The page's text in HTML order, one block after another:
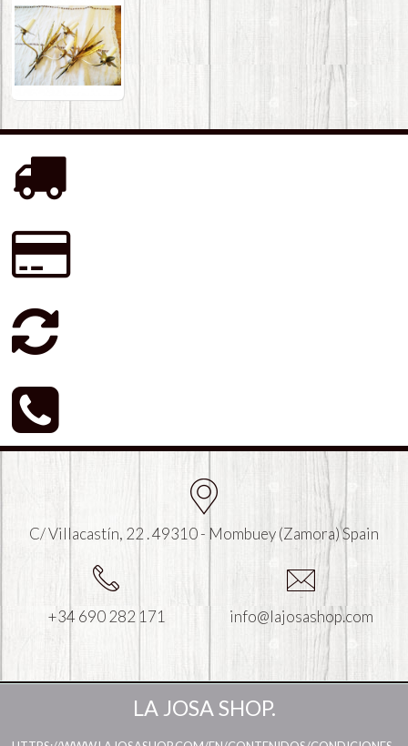
C/ Villacastín, 22 . 49310 - Mombuey (Zamora) Spain
+34 690 282 171 info@lajosashop.com
LA JOSA SHOP.